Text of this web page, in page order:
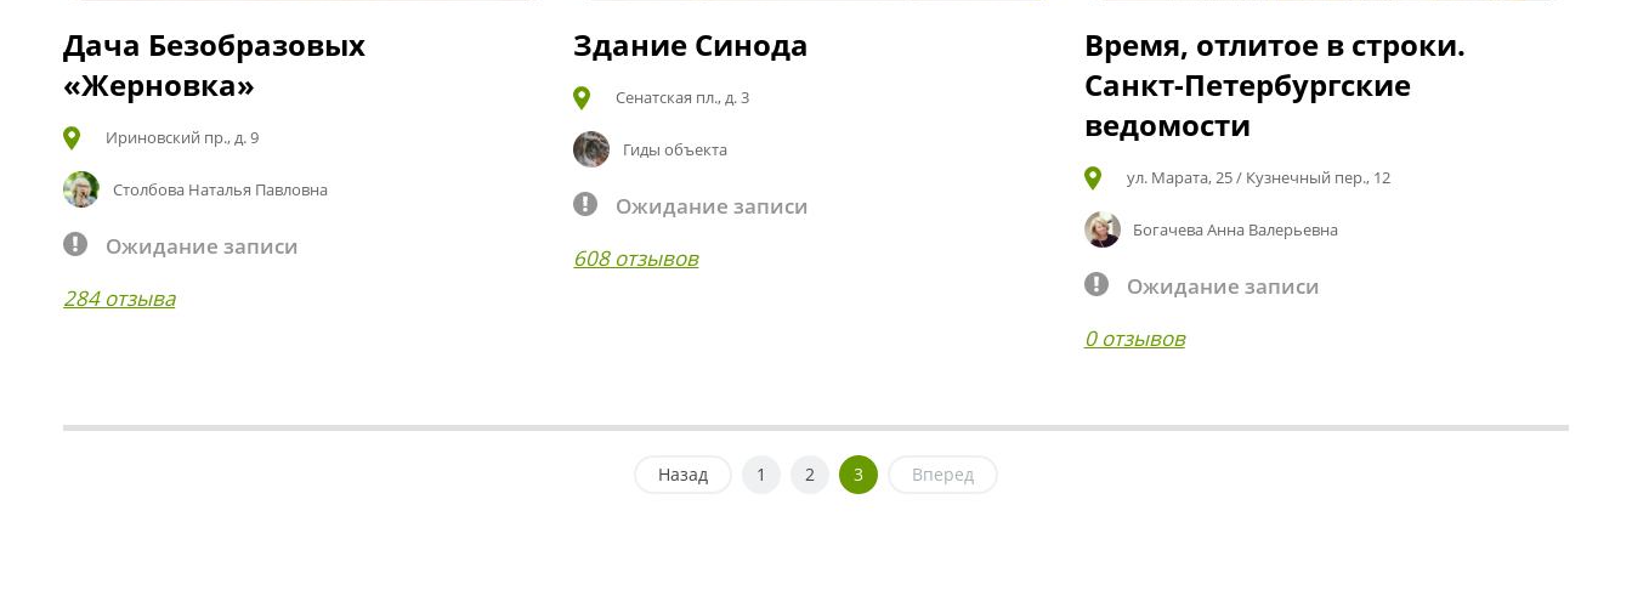
Дача Безобразовых
«Жерновка»
Ириновский пр., д. 9
Столбова Наталья Павловна
Ожидание записи
284 отзыва
Здание Синода
Сенатская пл., д. 3
Гиды объекта
Ожидание записи
608 отзывов
Время, отлитое в строки.
Санкт-Петербургские
ведомости
ул. Марата, 25 / Кузнечный пер., 12
Богачева Анна Валерьевна
Ожидание записи
0 отзывов
Назад 1 2 3 Вперед